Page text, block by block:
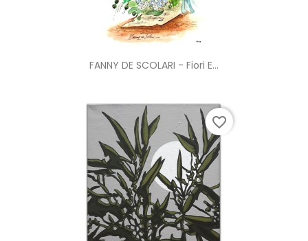
FANNY DE SCOLARI - Fiori E...
favorite_border